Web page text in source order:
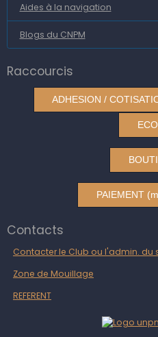
Aides à la navigation
Blogs du CNPM
Raccourcis
ADHESION /
PAIEMENT
Contacts
Contacter le Club ou l'admin. du
Zone de Mouillage
REFERENT